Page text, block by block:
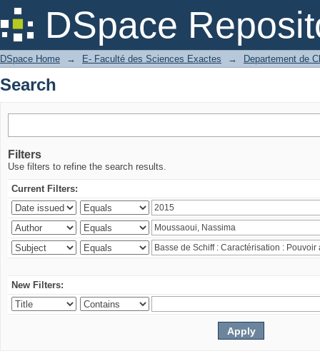
DSpace
Search
DSpace Home → E- Faculté des Sciences Exactes → Departement de
Search
Filters
Use filters to refine the search results.
Current Filters:
New Filters: